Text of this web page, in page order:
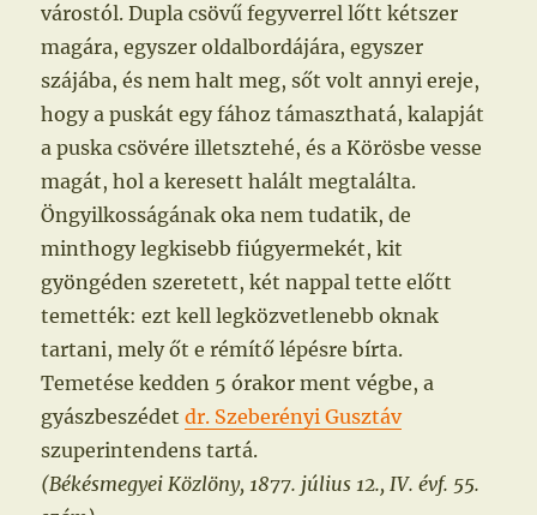
várostól. Dupla csövű fegyverrel lőtt kétszer
magára, egyszer oldalbordájára, egyszer
szájába, és nem halt meg, sőt volt annyi ereje,
hogy a puskát egy fához támaszthatá, kalapját
a puska csövére illetsztehé, és a Körösbe vesse
magát, hol a keresett halált megtalálta.
Öngyilkosságának oka nem tudatik, de
minthogy legkisebb fiúgyermekét, kit
gyöngéden szeretett, két nappal tette előtt
temették: ezt kell legközvetlenebb oknak
tartani, mely őt e rémítő lépésre bírta.
Temetése kedden 5 órakor ment végbe, a
gyászbeszédetdr. Szeberényi Gusztáv
szuperintendens tartá.
(Békésmegyei Közlöny, 1877. július 12., IV. évf. 55.